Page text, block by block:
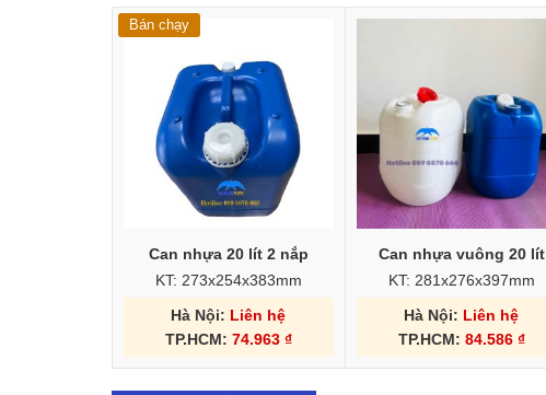
Bán chạy
Can nhựa 20 lít 2 nắp
KT: 273x254x383mm
Hà Nội: Liên hệ
TP.HCM: 74.963 ₫
Can nhựa vuông 20 lít
KT: 281x276x397mm
Hà Nội: Liên hệ
TP.HCM: 84.586 ₫